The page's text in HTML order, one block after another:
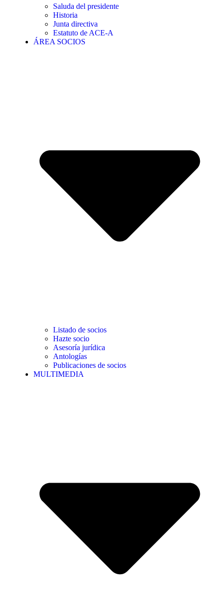
Saluda del presidente
Historia
Junta directiva
Estatuto de ACE-A
ÁREA SOCIOS
Listado de socios
Hazte socio
Asesoría jurídica
Antologías
Publicaciones de socios
MULTIMEDIA